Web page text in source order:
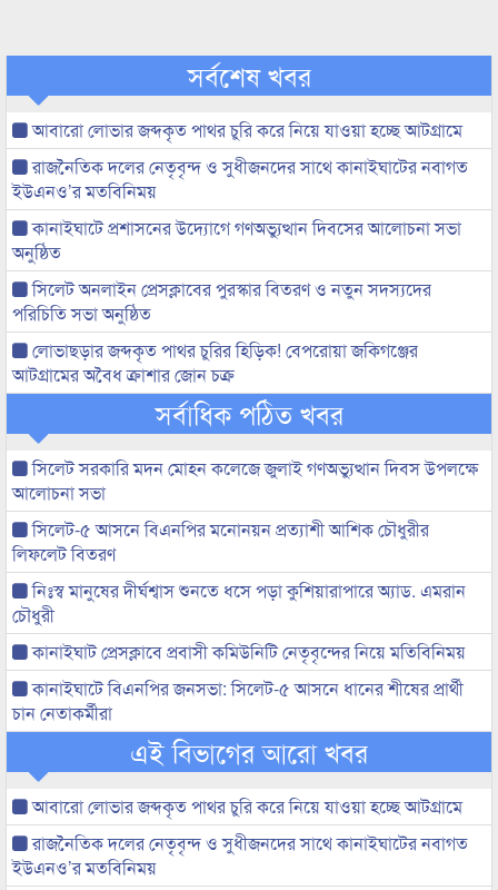
সর্বশেষ খবর
আবারো লোভার জব্দকৃত পাথর চুরি করে নিয়ে যাওয়া হচ্ছে আটগ্রামে
রাজনৈতিক দলের নেতৃবৃন্দ ও সুধীজনদের সাথে কানাইঘাটের নবাগত
ইউএনও’র মতবিনিময়
কানাইঘাটে প্রশাসনের উদ্যোগে গণঅভ্যুত্থান দিবসের আলোচনা সভা
অনুষ্ঠিত
সিলেট অনলাইন প্রেসক্লাবের পুরস্কার বিতরণ ও নতুন সদস্যদের
পরিচিতি সভা অনুষ্ঠিত
লোভাছড়ার জব্দকৃত পাথর চুরির হিড়িক! বেপরোয়া জকিগঞ্জের
আটগ্রামের অবৈধ ক্রাশার জোন চক্র
সর্বাধিক পঠিত খবর
সিলেট সরকারি মদন মোহন কলেজে জুলাই গণঅভ্যুত্থান দিবস উপলক্ষে
আলোচনা সভা
সিলেট-৫ আসনে বিএনপির মনোনয়ন প্রত্যাশী আশিক চৌধুরীর
লিফলেট বিতরণ
নিঃস্ব মানুষের দীর্ঘশ্বাস শুনতে ধসে পড়া কুশিয়ারাপারে অ্যাড. এমরান
চৌধুরী
কানাইঘাট প্রেসক্লাবে প্রবাসী কমিউনিটি নেতৃবৃন্দের নিয়ে মতিবিনিময়
কানাইঘাটে বিএনপির জনসভা: সিলেট-৫ আসনে ধানের শীষের প্রার্থী
চান নেতাকর্মীরা
এই বিভাগের আরো খবর
আবারো লোভার জব্দকৃত পাথর চুরি করে নিয়ে যাওয়া হচ্ছে আটগ্রামে
রাজনৈতিক দলের নেতৃবৃন্দ ও সুধীজনদের সাথে কানাইঘাটের নবাগত
ইউএনও’র মতবিনিময়